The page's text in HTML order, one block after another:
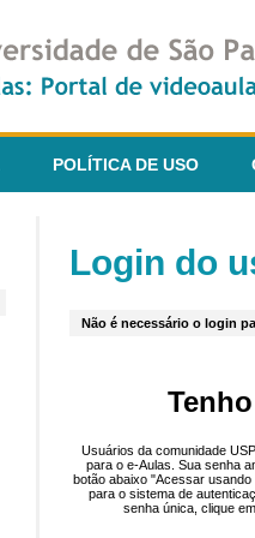
POLÍTICA DE USO
Login do
Não é necessário o login
Usuários da comunidade
para o e-Aulas. Sua senha
botão abaixo "Acessar
para o sistema de
senha única, clique